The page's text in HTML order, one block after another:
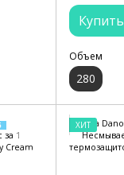
Купить
Объем
280
ХИТ